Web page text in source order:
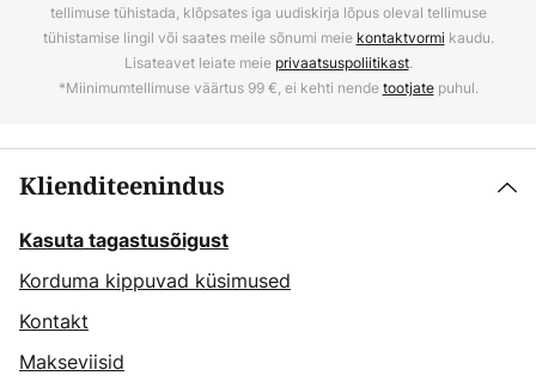
tellimuse tühistada, klõpsates iga uudiskirja lõpus oleval tellimuse
tühistamise lingil või saates meile sõnumi meie kontaktvormi kaudu.
Lisateavet leiate meie privaatsuspoliitikast.
*Miinimumtellimuse väärtus 99 €, ei kehti nendetootjatepuhul.
Klienditeenindus
Kasuta tagastusõigust
Korduma kippuvad küsimused
Kontakt
Makseviisid